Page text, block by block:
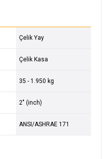
Çelik Yay
Çelik Kasa
35 - 1.950 kg
2" (inch)
ANSI/ASHRAE 171